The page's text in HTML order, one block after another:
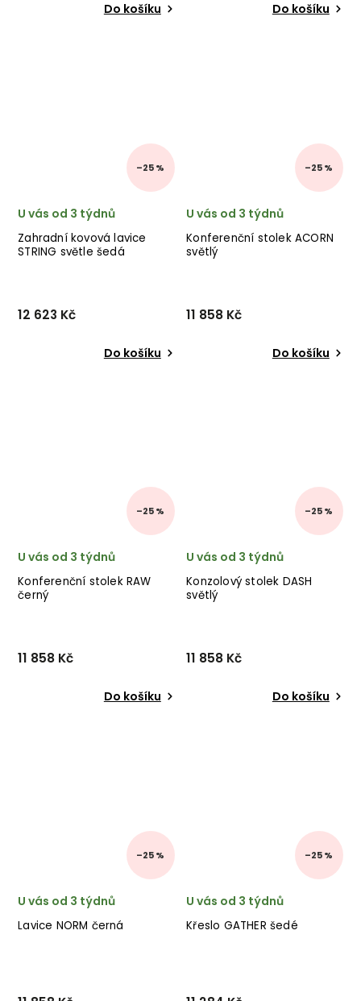
Do košíku Do košíku
–25 %
Zahradní kovová lavice
STRING světle šedá
U vás od 3 týdnů
12 623 Kč
Do košíku
–25 %
Konferenční stolek ACORN
světlý
U vás od 3 týdnů
11 858 Kč
Do košíku
–25 %
Konferenční stolek RAW
černý
U vás od 3 týdnů
11 858 Kč
Do košíku
–25 %
Konzolový stolek DASH
světlý
U vás od 3 týdnů
11 858 Kč
Do košíku
–25 %
Lavice NORM černá
U vás od 3 týdnů
–25 %
Křeslo GATHER šedé
U vás od 3 týdnů